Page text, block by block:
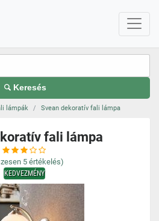
Keresés
lámpák Svean dekoratív fali lámpa
fali lámpa
5 értékelés)
KEDVEZMÉNY